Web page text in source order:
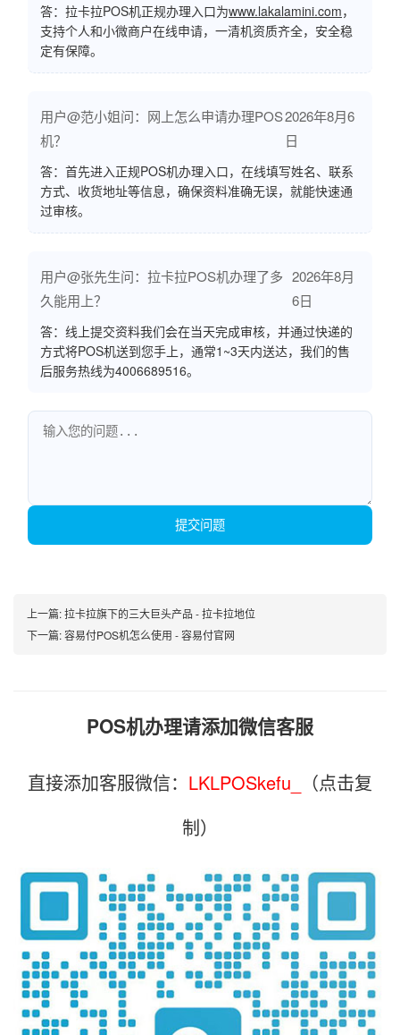
答：拉卡拉POS机正规办理入口为www.lakalamini.com，
支持个人和小微商户在线申请，一清机资质齐全，安全稳
定有保障。
用户@范小姐问：网上怎么申请办理POS
机？
2026年8月6
日
答：首先进入正规POS机办理入口，在线填写姓名、联系
方式、收货地址等信息，确保资料准确无误，就能快速通
过审核。
用户@张先生问：拉卡拉POS机办理了多
久能用上？
2026年8月
6日
答：线上提交资料我们会在当天完成审核，并通过快递的
方式将POS机送到您手上，通常1~3天内送达，我们的售
后服务热线为4006689516。
提交问题
上一篇:拉卡拉旗下的三大巨头产品 - 拉卡拉地位
下一篇:容易付POS机怎么使用 - 容易付官网
POS机办理请添加微信客服
直接添加客服微信： LKLPOSkefu_
（点击复
制）